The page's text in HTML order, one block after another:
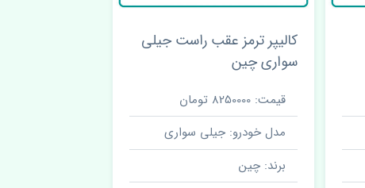
کالیپر ترمز عقب راست جیلی
سواری چین
قیمت: 8250000 تومان
مدل خودرو: جیلی سواری
برند: چین